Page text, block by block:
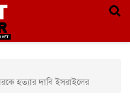
হত্যার দাবি ইসরাইলের